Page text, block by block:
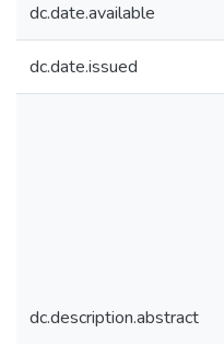
dc.date.available
dc.date.issued
dc.description.abstract